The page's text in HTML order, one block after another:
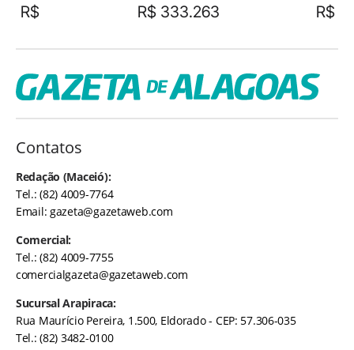
R$ R$ 333.263 R$
Contatos
Redação (Maceió):
Tel.: (82) 4009-7764
Email:gazeta@gazetaweb.com
Comercial:
Tel.: (82) 4009-7755
comercialgazeta@gazetaweb.com
Sucursal Arapiraca:
Rua Maurício Pereira, 1.500, Eldorado - CEP: 57.306-035
Tel.: (82) 3482-0100